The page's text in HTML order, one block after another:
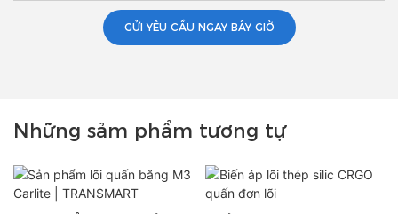
GỬI YÊU CẦU NGAY BÂY GIỜ
Những sảm phẩm tương tự